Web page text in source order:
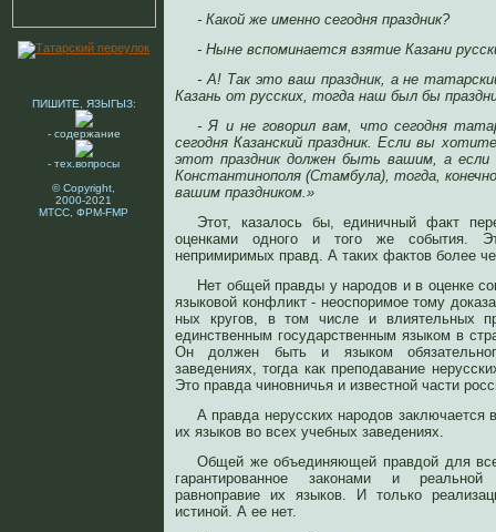
ПИШИТЕ, ЯЗЫГЫЗ:
- содержание
- тех.вопросы
© Copyright,
2000-2021
МТСС, ФРМ-FMP
- Какой же именно сегодня праздник?
- Ныне вспоминается взятие Казани
- А! Так это ваш праздник, а не
Казань от русских, тогда наш был бы
- Я и не говорил вам, что сегодня
сегодня Казанский праздник. Если вы
этот праздник должен быть вашим, а
Константинополя (Стамбула), тогда,
вашим праздником.»
Этот, казалось бы, единичный факт
оценками одного и того же события.
непримиримых правд. А таких фактов более
Нет общей правды у народов и в оценке
языковой конфликт - неоспоримое тому
ных кругов, в том числе и влиятельных
единственным государственным языком в
Он должен быть и языком
заведениях, тогда как преподавание
Это правда чиновничья и известной части
А правда нерусских народов заключается
их языков во всех учебных заведениях.
Общей же объединяющей правдой для
гарантированное законами и реальной
равноправие их языков. И только
истиной. А ее нет.